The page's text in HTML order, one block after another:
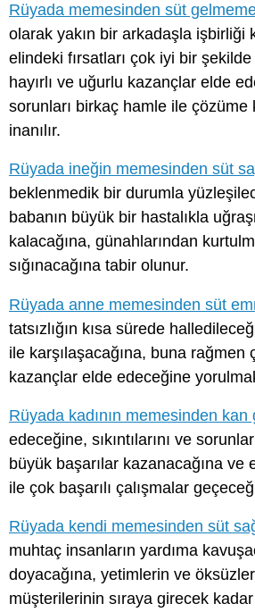
Rüyada memesinden süt
olarak yakın bir arkadaşla işbirliği
elindeki fırsatları çok iyi bir
hayırlı ve uğurlu kazançlar elde
sorunları birkaç hamle ile çözüme
inanılır.
Rüyada ineğin memesinden süt
beklenmedik bir durumla
babanın büyük bir hastalıkla
kalacağına, günahlarından
sığınacağına tabir olunur.
Rüyada anne memesinden süt
tatsızlığın kısa sürede
ile karşılaşacağına, buna rağmen
kazançlar elde edeceğine
Rüyada kadının memesinden kan
edeceğine, sıkıntılarını ve
büyük başarılar kazanacağına ve
ile çok başarılı çalışmalar
Rüyada kendi memesinden süt
muhtaç insanların yardıma
doyacağına, yetimlerin ve
müşterilerinin sıraya girecek